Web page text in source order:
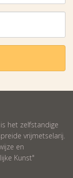
het zelfstandige
vrijmetselarij.
en
Kunst"